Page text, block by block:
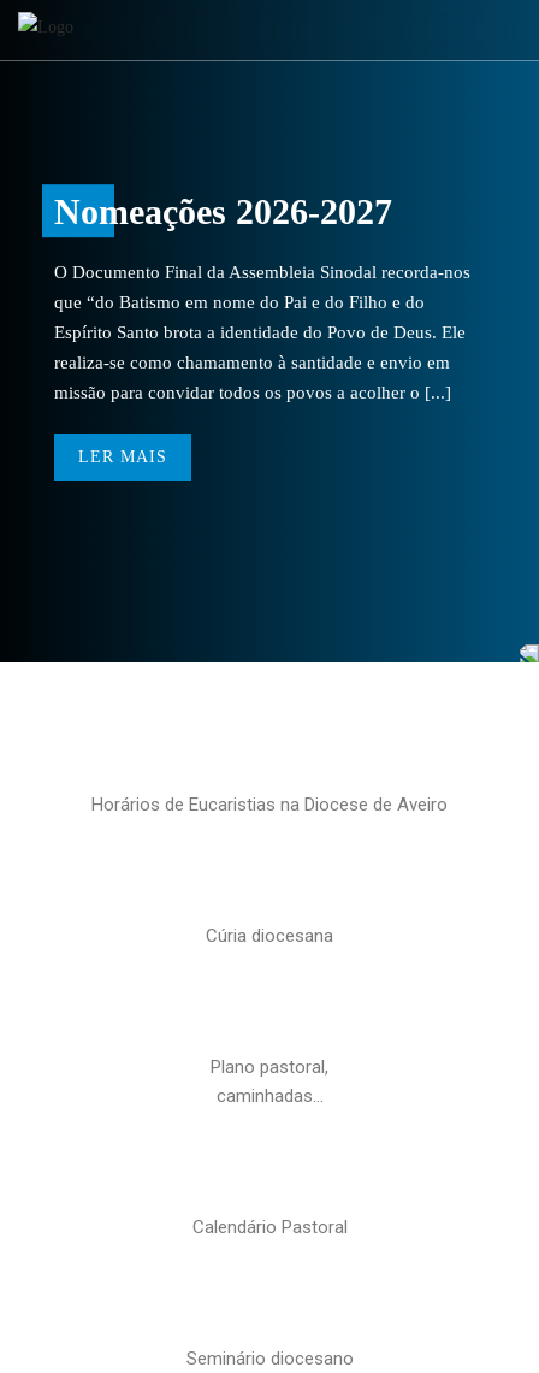
Nomeações 2026-2027
O Documento Final da Assembleia Sinodal recorda-nos
que “do Batismo em nome do Pai e do Filho e do
Espírito Santo brota a identidade do Povo de Deus. Ele
realiza-se como chamamento à santidade e envio em
missão para convidar todos os povos a acolher o [...]
LER MAIS
Horários de Eucaristias na Diocese de Aveiro
Cúria diocesana
Plano pastoral,
caminhadas…
Calendário Pastoral
Seminário diocesano